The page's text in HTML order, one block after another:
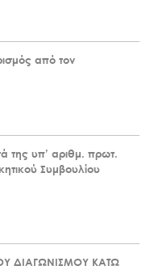
από τον
της υπ’ αριθμ. πρωτ.
Συμβουλίου
ΔΙΑΓΩΝΙΣΜΟΥ ΚΑΤΩ